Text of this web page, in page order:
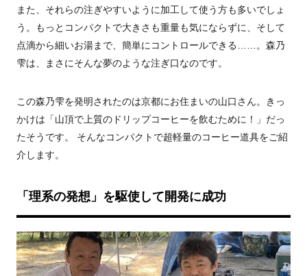
また、それらの注ぎやすいように加工して使う方も多いでしょ
う。もっとコンパクトで大きさも重量も気にならずに、そして
点滴から細いお湯まで、簡単にコントロールできる……。森乃
雫は、まさにそんな夢のような注ぎ口なのです。
この森乃雫を発明されたのは京都にお住まいの山口さん。
きっ
かけは「山頂で上質のドリップコーヒーを飲むために！」だっ
たそうです。
そんなコンパクトで超軽量のコーヒー道具をご紹
介します。
「理系の発想」を駆使して開発に成功